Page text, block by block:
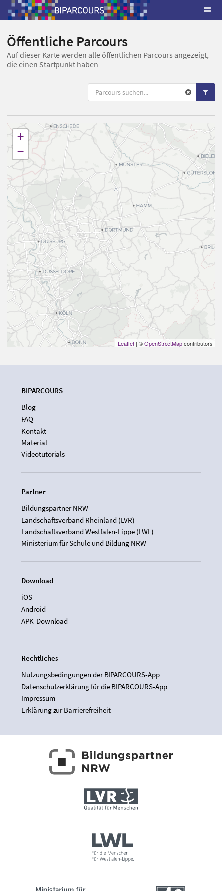
Öffentliche Parcours
Auf dieser Karte werden alle öffentlichen Parcours angezeigt,
die einen Startpunkt haben
+
−
Leaflet | ©OpenStreetMapcontributors
BIPARCOURS
Blog
FAQ
Kontakt
Material
Videotutorials
Partner
Bildungspartner NRW
Landschaftsverband Rheinland (LVR)
Landschaftsverband Westfalen-Lippe (LWL)
Ministerium für Schule und Bildung NRW
Download
iOS
Android
APK-Download
Rechtliches
Nutzungsbedingungen der BIPARCOURS-App
Datenschutzerklärung für die BIPARCOURS-App
Impressum
Erklärung zur Barrierefreiheit